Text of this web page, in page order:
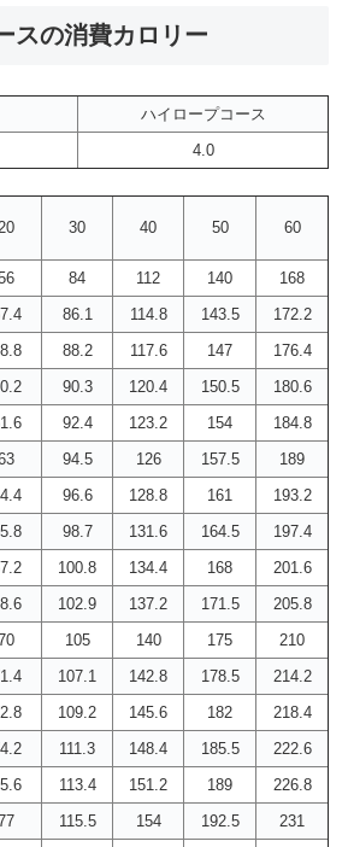
スの消費カロリー
ハイロープコース
4.0
30 40 50 60
84 112 140
168
86.1 114.8 143.5
172.2
88.2 117.6 147
176.4
90.3 120.4 150.5
180.6
92.4 123.2 154
184.8
94.5 126 157.5
189
96.6 128.8 161
193.2
98.7 131.6 164.5
197.4
100.8 134.4 168
201.6
102.9 137.2 171.5
205.8
105 140 175
210
107.1 142.8 178.5
214.2
109.2 145.6 182
218.4
111.3 148.4 185.5
222.6
113.4 151.2 189
226.8
115.5 154 192.5
231